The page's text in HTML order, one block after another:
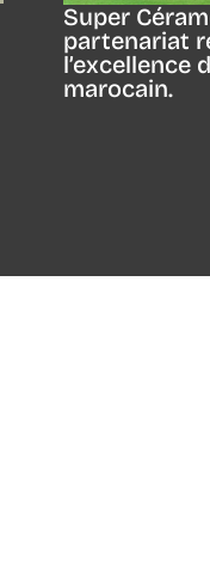
Super
partenariat
l’excellence
marocain.